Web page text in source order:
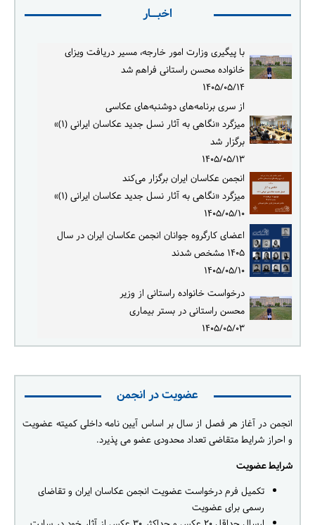
اخبــار
با پیگیری وزارت امور خارجه، مسیر دریافت ویزای
خانواده محسن راستانی فراهم شد
۱۴۰۵/۰۵/۱۴
از سری برنامه‌های دوشنبه‌های عکاسی
میزگرد «نگاهی به آثار نسل جدید عکاسان ایرانی (۱)»
برگزار شد
۱۴۰۵/۰۵/۱۳
انجمن عکاسان ایران برگزار می‌کند
میزگرد «نگاهی به آثار نسل جدید عکاسان ایرانی (۱)»
۱۴۰۵/۰۵/۱۰
اعضای کارگروه جوانان انجمن عکاسان ایران در سال
۱۴۰۵ مشخص شدند
۱۴۰۵/۰۵/۱۰
درخواست خانواده راستانی از وزیر
محسن راستانی در بستر بیماری
۱۴۰۵/۰۵/۰۳
عضویت در انجمن
انجمن در آغاز هر فصل از سال بر اساس آیین نامه داخلی کمیته عضویت
و احراز شرایط متقاضی تعداد محدودی عضو می پذیرد.
شرایط عضویت
تکمیل فرم درخواست عضویت انجمن عکاسان ایران و تقاضای
رسمی برای عضویت